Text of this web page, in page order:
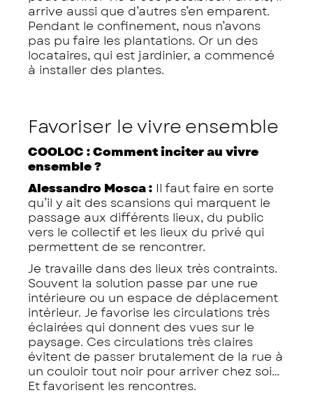
arrive aussi que d’autres s’en emparent.
Pendant le confinement, nous n’avons
pas pu faire les plantations. Or un des
locataires, qui est jardinier, a commencé
à installer des plantes.
Favoriser le vivre ensemble
COOLOC : Comment inciter au vivre
ensemble ?
Alessandro Mosca : Il faut faire en sorte
qu’il y ait des scansions qui marquent le
passage aux différents lieux, du public
vers le collectif et les lieux du privé qui
permettent de se rencontrer.
Je travaille dans des lieux très contraints.
Souvent la solution passe par une rue
intérieure ou un espace de déplacement
intérieur. Je favorise les circulations très
éclairées qui donnent des vues sur le
paysage. Ces circulations très claires
évitent de passer brutalement de la rue à
un couloir tout noir pour arriver chez soi…
Et favorisent les rencontres.